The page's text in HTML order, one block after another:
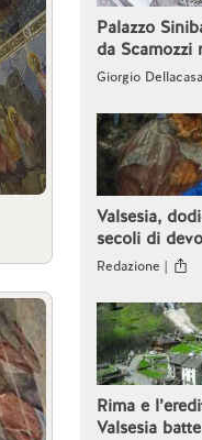
Palazzo
da Scamozzi
Giorgio
Valsesia,
secoli di
Redazione |
Rima e
Valsesia